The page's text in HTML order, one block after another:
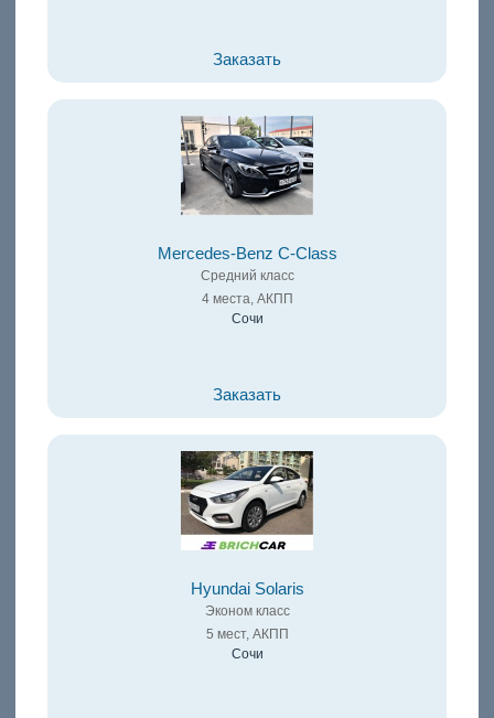
Заказать
Mercedes-Benz C-Class
Средний класс
4 места, АКПП
Сочи
Заказать
Hyundai Solaris
Эконом класс
5 мест, АКПП
Сочи